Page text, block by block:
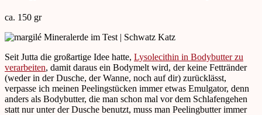
ca. 150 gr
Seit Jutta die großartige Idee hatte, Lysolecithin in Bodybutter zu
verarbeiten, damit daraus ein Bodymelt wird, der keine Fettränder
(weder in der Dusche, der Wanne, noch auf dir) zurücklässt,
verpasse ich meinen Peelingstücken immer etwas Emulgator, denn
anders als Bodybutter, die man schon mal vor dem Schlafengehen
statt nur unter der Dusche benutzt, muss man Peelingbutter immer